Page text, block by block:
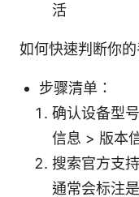
活
如何快速判断你
步骤清单：
确认设备型
信息 > 版本
搜索官方支
通常会标注